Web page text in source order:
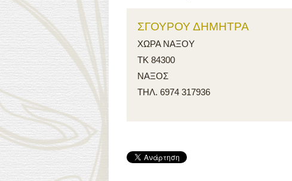
ΣΓΟΥΡΟΥ ΔΗΜΗΤΡΑ
ΧΩΡΑ ΝΑΞΟΥ
ΤΚ 84300
ΝΑΞΟΣ
ΤΗΛ. 6974 317936